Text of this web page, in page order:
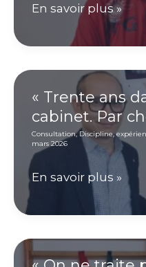
proximité
qu’il
« Quand
spécialité
se
fragmente,
lui
maintient
le
cap
global. »
En savoir plus »
« Trente ans
cabinet. Par
Consultation,Discipline,
mars 2026
« Trente
dans
le
même
En savoir plus »